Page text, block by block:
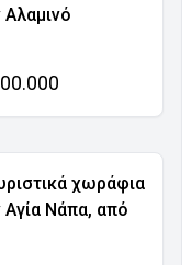
Αλαμινό
χωράφια
Αγία Νάπα, από